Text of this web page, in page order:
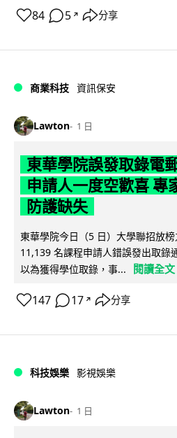
84 5 ↗ 分享
商業科技 資訊保安
Lawton 1 日
東華學院誤發取錄電
申請人一度空歡喜 專
防護缺失
東華學院今日（5 日）大學聯招放
11,139 名課程申請人錯誤發出取錄
以為獲得學位取錄，事...
閱讀全文
147 17 ↗ 分享
科技娛樂 影視娛樂
Lawton 1 日